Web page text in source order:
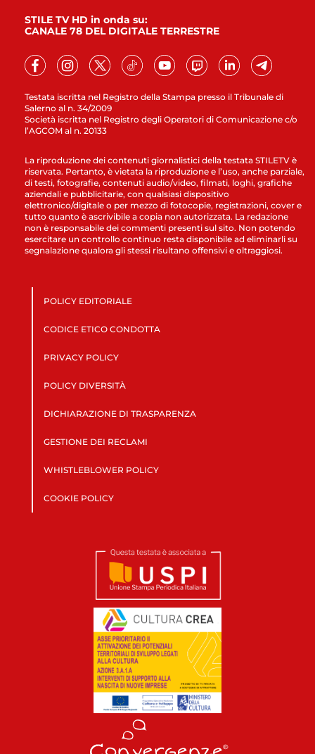
Testata iscritta nel Registro della Stampa presso il Tribunale di
Salerno al n. 34/2009
Società iscritta nel Registro degli Operatori di Comunicazione c/o
l’AGCOM al n. 20133
STILE TV HD in onda su:
CANALE 78 DEL DIGITALE TERRESTRE
La riproduzione dei contenuti giornalistici della testata STILETV è
riservata. Pertanto, è vietata la riproduzione e l’uso, anche parziale,
di testi, fotografie, contenuti audio/video, filmati, loghi, grafiche
aziendali e pubblicitarie, con qualsiasi dispositivo
elettronico/digitale o per mezzo di fotocopie, registrazioni, cover e
tutto quanto è ascrivibile a copia non autorizzata. La redazione
non è responsabile dei commenti presenti sul sito. Non potendo
esercitare un controllo continuo resta disponibile ad eliminarli su
segnalazione qualora gli stessi risultano offensivi e oltraggiosi.
POLICY EDITORIALE
CODICE ETICO CONDOTTA
PRIVACY POLICY
POLICY DIVERSITÀ
DICHIARAZIONE DI TRASPARENZA
GESTIONE DEI RECLAMI
WHISTLEBLOWER POLICY
COOKIE POLICY